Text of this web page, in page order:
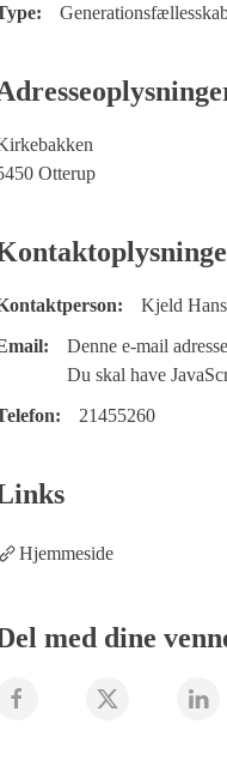
Otterup
Kjeld
Denne e-mail
Du skal have
21455260
Hjemmeside
med dine